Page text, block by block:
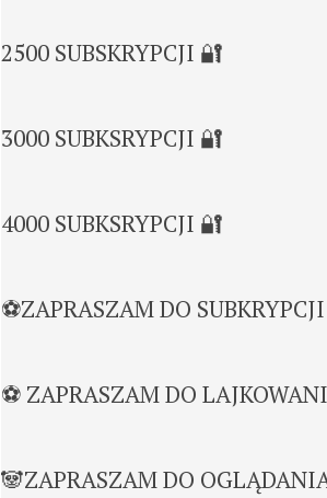
2500 SUBSKRYPCJI 🔐
3000 SUBKSRYPCJI 🔐
4000 SUBKSRYPCJI 🔐
⚽ZAPRASZAM DO
⚽ ZAPRASZAM DO
🐼ZAPRASZAM DO